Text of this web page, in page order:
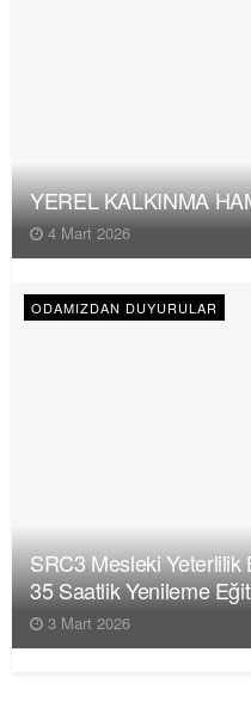
YEREL KALKINMA
4 Mart 2026
ODAMIZDAN DUYURULAR
SRC3 Mesleki
35 Saatlik Yenileme
3 Mart 2026